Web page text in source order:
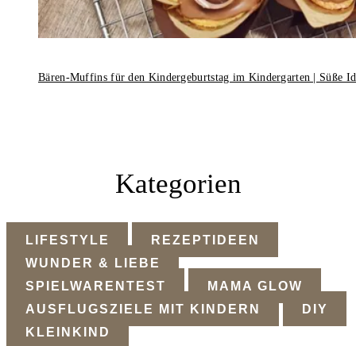
Bären-Muffins für den Kindergeburtstag im Kindergarten | Süße
Kategorien
LIFESTYLE
REZEPTIDEEN
WUNDER & LIEBE
SPIELWARENTEST
MAMA GLOW
AUSFLUGSZIELE MIT KINDERN
DIY
KLEINKIND